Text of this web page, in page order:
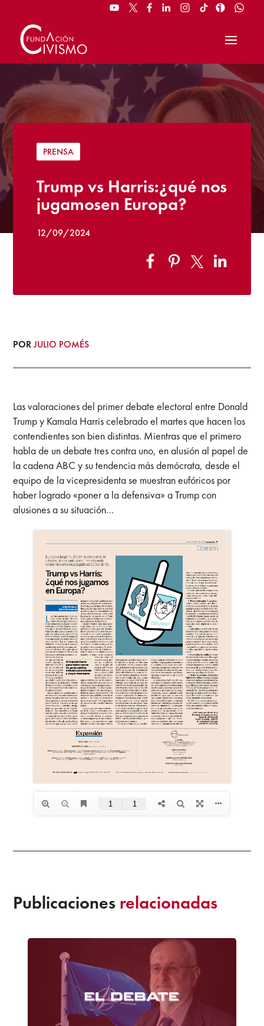
PRENSA
Trump vs Harris:¿qué nos
jugamosen Europa?
12/09/2024
PORJULIO POMÉS
Las valoraciones del primer debate electoral entre Donald
Trump y Kamala Harris celebrado el martes que hacen los
contendientes son bien distintas. Mientras que el primero
habla de un debate tres contra uno, en alusión al papel de
la cadena ABC y su tendencia más demócrata, desde el
equipo de la vicepresidenta se muestran eufóricos por
haber logrado «poner a la defensiva» a Trump con
alusiones a su situación…
Publicaciones relacionadas